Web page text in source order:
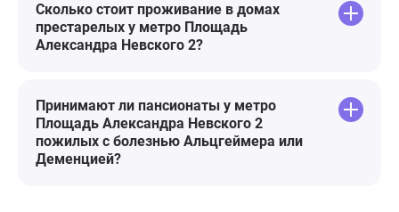
Сколько стоит проживание в домах
престарелых у метро Площадь
Александра Невского 2?
Принимают ли пансионаты у метро
Площадь Александра Невского 2
пожилых с болезнью Альцгеймера или
Деменцией?